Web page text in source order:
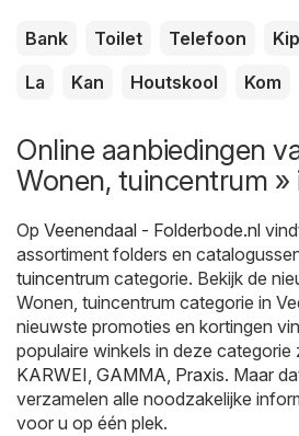
Bank Toilet Telefoon Kip
La
Kan Houtskool Kom
Online aanbiedingen
Wonen, tuincentrum »
Op Veenendaal - Folderbode.nl
assortiment folders en
tuincentrum categorie. Bekijk de
Wonen, tuincentrum categorie in
nieuwste promoties en kortingen
populaire winkels in deze categorie
KARWEI, GAMMA, Praxis. Maar
verzamelen alle noodzakelijke
voor u op één plek.